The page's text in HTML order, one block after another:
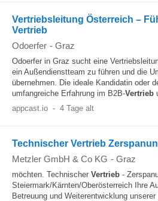
Vertriebsleitung Österreich –
Vertrieb
Odoerfer - Graz
Odoerfer in Graz sucht eine
ein Außendienstteam zu führen und die
übernehmen. Die ideale Kandidatin oder
umfangreiche Erfahrung im B2B-Vertrieb
appcast.io - 4 Tage alt
Technischer Vertrieb
Metzler GmbH & Co KG - Graz
möchten. Technischer Vertrieb -
Steiermark/Kärnten/Oberösterreich Ihre
Betreuung und Weiterentwicklung